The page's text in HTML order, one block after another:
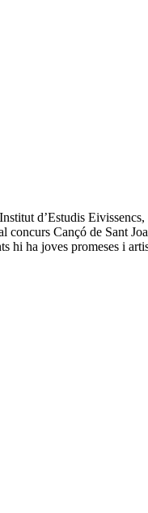
d’Estudis
concurs Cançó de Sant
hi ha joves promeses i